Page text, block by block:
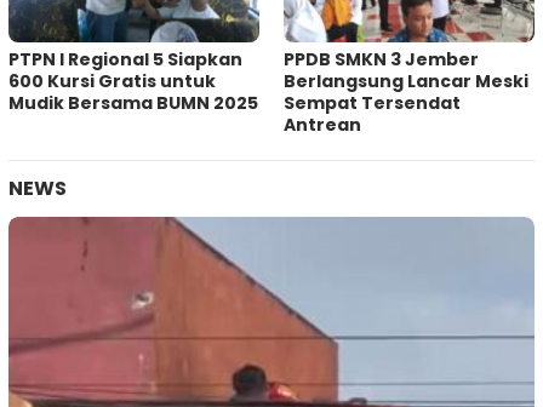
PTPN I Regional 5 Siapkan
600 Kursi Gratis untuk
Mudik Bersama BUMN 2025
PPDB SMKN 3 Jember
Berlangsung Lancar Meski
Sempat Tersendat
Antrean
NEWS